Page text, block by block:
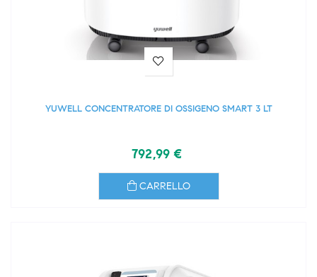
YUWELL CONCENTRATORE DI OSSIGENO SMART 3 LT
792,99 €
CARRELLO